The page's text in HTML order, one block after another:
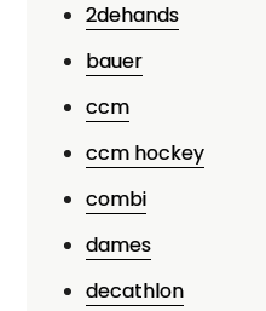
2dehands
bauer
ccm
ccm hockey
combi
dames
decathlon